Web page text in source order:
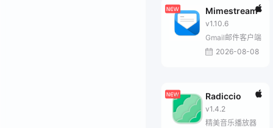
Mimestream
v1.10.6
Gmail邮件客户端
2026-08-08
Radiccio
v1.4.2
精美音乐播放器